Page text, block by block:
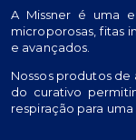
A Missner é uma
microporosas, fitas
e avançados.
Nossos produtos
do curativo
respiração para